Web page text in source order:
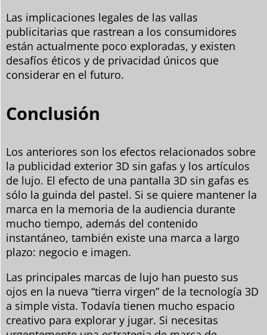
Las implicaciones legales de las vallas
publicitarias que rastrean a los consumidores
están actualmente poco exploradas, y existen
desafíos éticos y de privacidad únicos que
considerar en el futuro.
Conclusión
Los anteriores son los efectos relacionados sobre
la publicidad exterior 3D sin gafas y los artículos
de lujo. El efecto de una pantalla 3D sin gafas es
sólo la guinda del pastel. Si se quiere mantener la
marca en la memoria de la audiencia durante
mucho tiempo, además del contenido
instantáneo, también existe una marca a largo
plazo: negocio e imagen.
Las principales marcas de lujo han puesto sus
ojos en la nueva “tierra virgen” de la tecnología 3D
a simple vista. Todavía tienen mucho espacio
creativo para explorar y jugar. Si necesitas